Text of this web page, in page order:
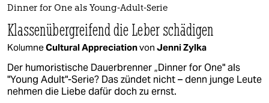
Dinner for One als Young-Adult-Serie
Klassenübergreifend die Leber schädigen
KolumneCultural Appreciationvon Jenni Zylka
Der humoristische Dauerbrenner „Dinner for One" als
"Young Adult"-Serie? Das zündet nicht – denn junge Leute
nehmen die Liebe dafür doch zu ernst.